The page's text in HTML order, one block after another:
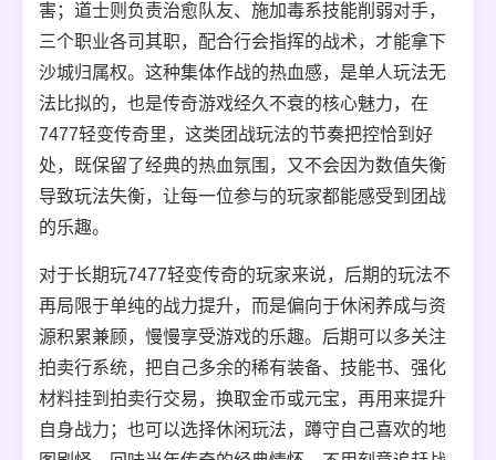
害；道士则负责治愈队友、施加毒系技能削弱对手，
三个职业各司其职，配合行会指挥的战术，才能拿下
沙城归属权。这种集体作战的热血感，是单人玩法无
法比拟的，也是传奇游戏经久不衰的核心魅力，在
7477轻变传奇里，这类团战玩法的节奏把控恰到好
处，既保留了经典的热血氛围，又不会因为数值失衡
导致玩法失衡，让每一位参与的玩家都能感受到团战
的乐趣。
对于长期玩7477轻变传奇的玩家来说，后期的玩法不
再局限于单纯的战力提升，而是偏向于休闲养成与资
源积累兼顾，慢慢享受游戏的乐趣。后期可以多关注
拍卖行系统，把自己多余的稀有装备、技能书、强化
材料挂到拍卖行交易，换取金币或元宝，再用来提升
自身战力；也可以选择休闲玩法，蹲守自己喜欢的地